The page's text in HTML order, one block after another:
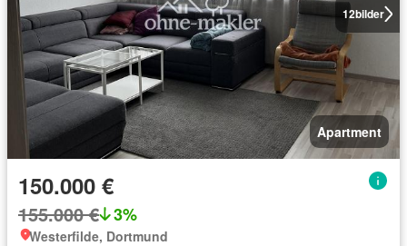
12bilder
Apartment
150.000 €
155.000 € 3%
Westerfilde, Dortmund